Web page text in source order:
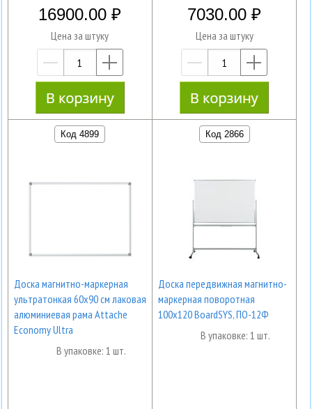
16900.00
Цена за штуку
—
7030.00
Цена за штуку
—
Код 4899
Доска магнитно-маркерная
ультратонкая 60х90 см лаковая
алюминиевая рама Attache
Economy Ultra
В упаковке: 1 шт.
Код 2866
Доска передвижная магнитно-
маркерная поворотная
100х120 BoardSYS, ПО-12Ф
В упаковке: 1 шт.